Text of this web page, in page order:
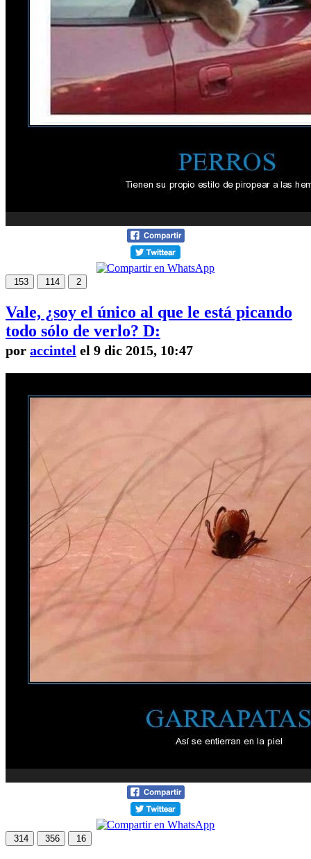
153 114 2
Vale, ¿soy el único al que le está picando
todo sólo de verlo? D:
por accintel el 9 dic 2015, 10:47
314 356 16